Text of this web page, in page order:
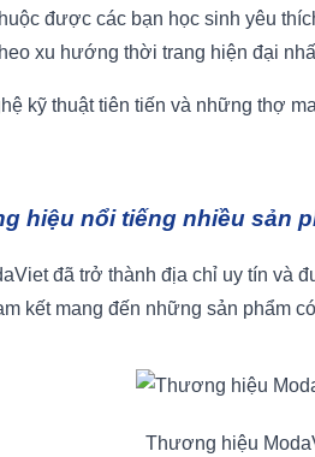
được các bạn học sinh yêu
xu hướng thời trang hiện đại
kỹ thuật tiên tiến và những thợ
hiệu nổi tiếng nhiều sản
đã trở thành địa chỉ uy tín
kết mang đến những sản phẩm
Thương hiệu